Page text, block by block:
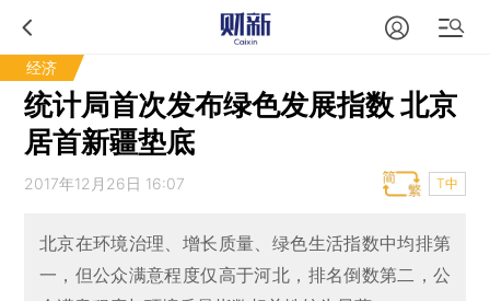
经济
统计局首次发布绿色发展指数 北京
居首新疆垫底
2017年12月26日 16:07 T中
北京在环境治理、增长质量、绿色生活指数中均排第
一，但公众满意程度仅高于河北，排名倒数第二，公